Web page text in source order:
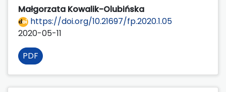
Małgorzata Kowalik-Olubińska
https://doi.org/10.21697/fp.2020.1.05
2020-05-11
PDF